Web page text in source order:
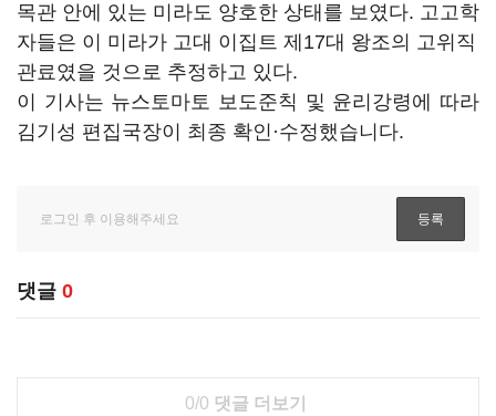
목관 안에 있는 미라도 양호한 상태를 보였다. 고고학
자들은 이 미라가 고대 이집트 제17대 왕조의 고위직
관료였을 것으로 추정하고 있다.
이 기사는 뉴스토마토 보도준칙 및 윤리강령에 따라
김기성 편집국장이 최종 확인·수정했습니다.
댓글 0
0/0 댓글 더보기